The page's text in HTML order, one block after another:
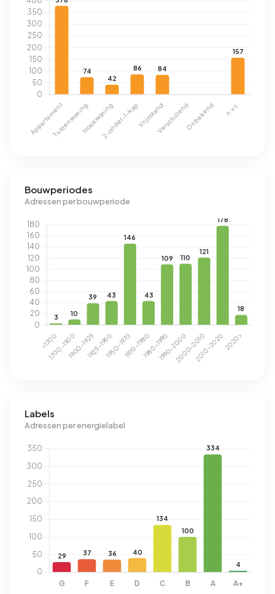
Bouwperiodes
Adressen per bouwperiode
Labels
Adressen per energielabel